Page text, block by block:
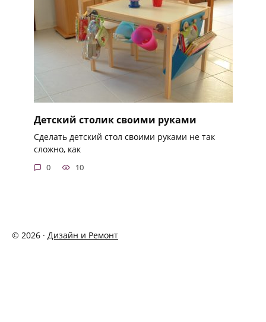
Детский столик своими руками
Сделать детский стол своими руками не так
сложно, как
0 10
© 2026 · Дизайн и Ремонт